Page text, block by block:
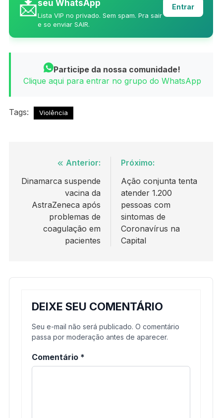
📩seu WhatsApp
Lista VIP no privado. Sem spam. Pra sair
e so enviar SAIR.
Entrar
Participe da nossa comunidade!
Clique aqui para entrar no grupo do WhatsApp
Tags: Violência
Navegação
de
Post
Anterior:
Dinamarca suspende
vacina da
AstraZeneca após
problemas de
coagulação em
pacientes
Próximo:
Ação conjunta tenta
atender 1.200
pessoas com
sintomas de
Coronavírus na
Capital
DEIXE SEU COMENTÁRIO
Seu e-mail não será publicado. O comentário
passa por moderação antes de aparecer.
Comentário *